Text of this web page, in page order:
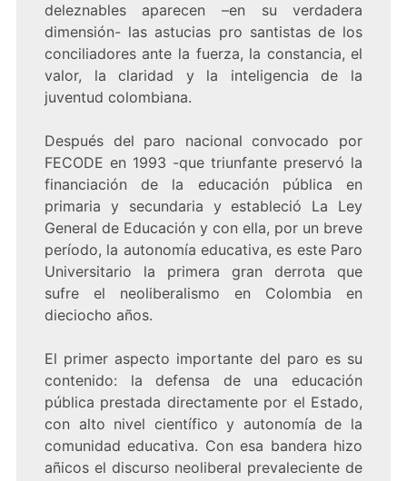
deleznables aparecen –en su verdadera
dimensión- las astucias pro santistas de los
conciliadores ante la fuerza, la constancia, el
valor, la claridad y la inteligencia de la
juventud colombiana.
Después del paro nacional convocado por
FECODE en 1993 -que triunfante preservó la
financiación de la educación pública en
primaria y secundaria y estableció La Ley
General de Educación y con ella, por un breve
período, la autonomía educativa, es este Paro
Universitario la primera gran derrota que
sufre el neoliberalismo en Colombia en
dieciocho años.
El primer aspecto importante del paro es su
contenido: la defensa de una educación
pública prestada directamente por el Estado,
con alto nivel científico y autonomía de la
comunidad educativa. Con esa bandera hizo
añicos el discurso neoliberal prevaleciente de